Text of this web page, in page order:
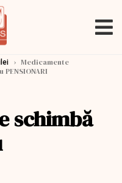
› Medicamente
schimbă